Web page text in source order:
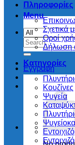
Menu
Search
for:
Εγγραφή
Πληροφορίες
Σχετικά
Οροί
Δήλωση
Κατηγορίες
Κουζίνες
Ψυγεία